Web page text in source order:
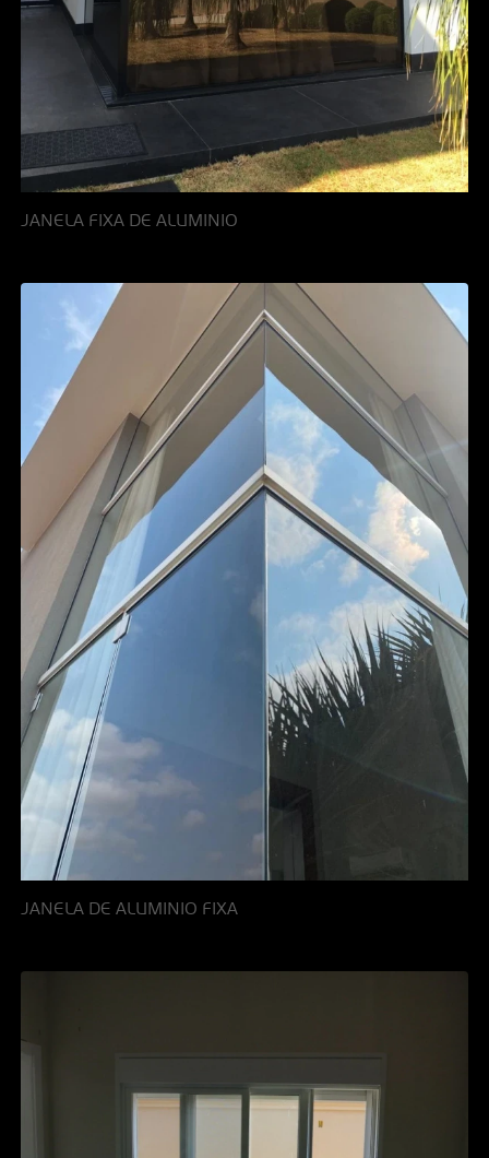
JANELA FIXA DE ALUMINIO
JANELA DE ALUMINIO FIXA